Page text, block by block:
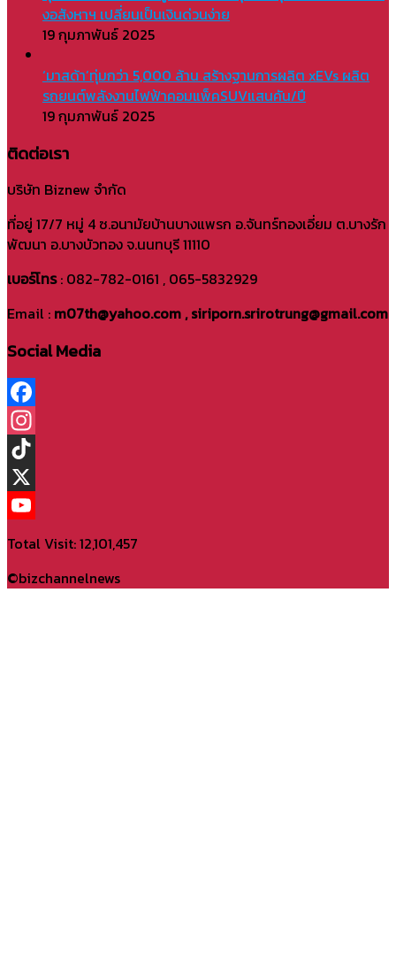
งอสังหาฯ เปลี่ยนเป็นเงินด่วนง่าย
19 กุมภาพันธ์ 2025
‘มาสด้า’ทุ่มกว่า 5,000 ล้าน สร้างฐานการผลิต xEVs ผลิต
รถยนต์พลังงานไฟฟ้าคอมแพ็คSUVแสนคัน/ปี
19 กุมภาพันธ์ 2025
ติดต่อเรา
บริษัท Biznew จำกัด
ที่อยู่ 17/7 หมู่ 4 ซ.อนามัยบ้านบางแพรก อ.จันทร์ทองเอี่ยม ต.บางรัก
พัฒนา อ.บางบัวทอง จ.นนทบุรี 11110
เบอร์โทร: 082-782-0161 , 065-5832929
Email : m07th@yahoo.com , siriporn.srirotrung@gmail.com
Social Media
Facebook
Instagram
TikTok
X
Total Visit: 12,101,457
©bizchannelnews